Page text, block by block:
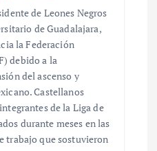
de Leones Negros
de Guadalajara,
la Federación
debido a la
del ascenso y
Castellanos
de la Liga de
durante meses en las
trabajo que sostuvieron